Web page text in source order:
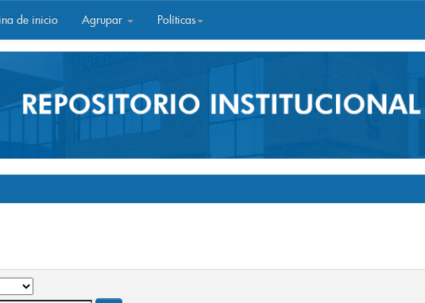
de inicio Agrupar Políticas